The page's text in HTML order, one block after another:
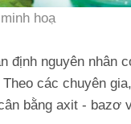
hoạ
nguyên nhân
các chuyên
bằng axit - bazơ